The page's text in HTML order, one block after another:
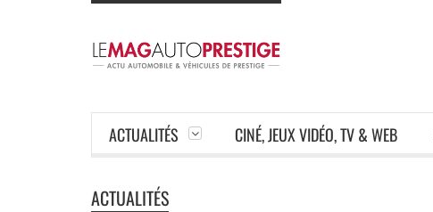
ACTUALITÉS CINÉ, JEUX VIDÉO, TV & WEB
ACTUALITÉS